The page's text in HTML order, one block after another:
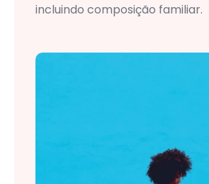
incluindo composição familiar.